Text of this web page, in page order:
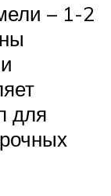
– 1-2
для